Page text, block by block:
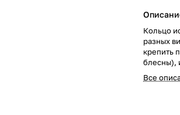
Кольцо
разных
крепить
блесны),
Заводные
Все